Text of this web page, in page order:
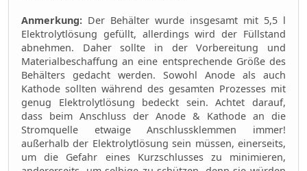
Anmerkung: Der Behälter wurde insgesamt mit 5,5 l
Elektrolytlösung gefüllt, allerdings wird der Füllstand
abnehmen. Daher sollte in der Vorbereitung und
Materialbeschaffung an eine entsprechende Größe des
Behälters gedacht werden. Sowohl Anode als auch
Kathode sollten während des gesamten Prozesses mit
genug Elektrolytlösung bedeckt sein. Achtet darauf,
dass beim Anschluss der Anode & Kathode an die
Stromquelle etwaige Anschlussklemmen immer!
außerhalb der Elektrolytlösung sein müssen, einerseits,
um die Gefahr eines Kurzschlusses zu minimieren,